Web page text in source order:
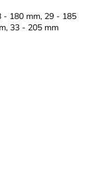
- 180 mm, 29 - 185
33 - 205 mm